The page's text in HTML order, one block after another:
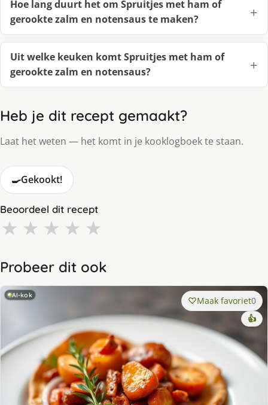
Hoe lang duurt het om Spruitjes met ham of
gerookte zalm en notensaus te maken?
Uit welke keuken komt Spruitjes met ham of
gerookte zalm en notensaus?
Heb je dit recept gemaakt?
Laat het weten — het komt in je kooklogboek te staan.
🍳Gekookt!
Beoordeel dit recept
★ ★ ★ ★ ★
Probeer dit ook
AI-kok Maak favoriet0
👍